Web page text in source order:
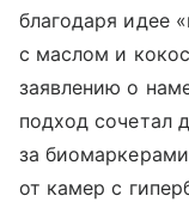
благодаря идее
с маслом и
заявлению о
подход сочетал
за
от камер с